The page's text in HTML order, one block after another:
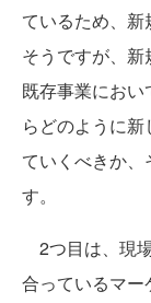
ているため、
そうですが、
既存事業にお
らどのように
ていくべきか
す。
2つ目は、現
合っているマー